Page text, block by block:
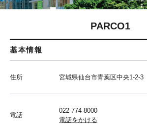
PARCO1
基本情報
住所 宮城県仙台市青葉区中央1-2-3
電話
022-774-8000
電話をかける